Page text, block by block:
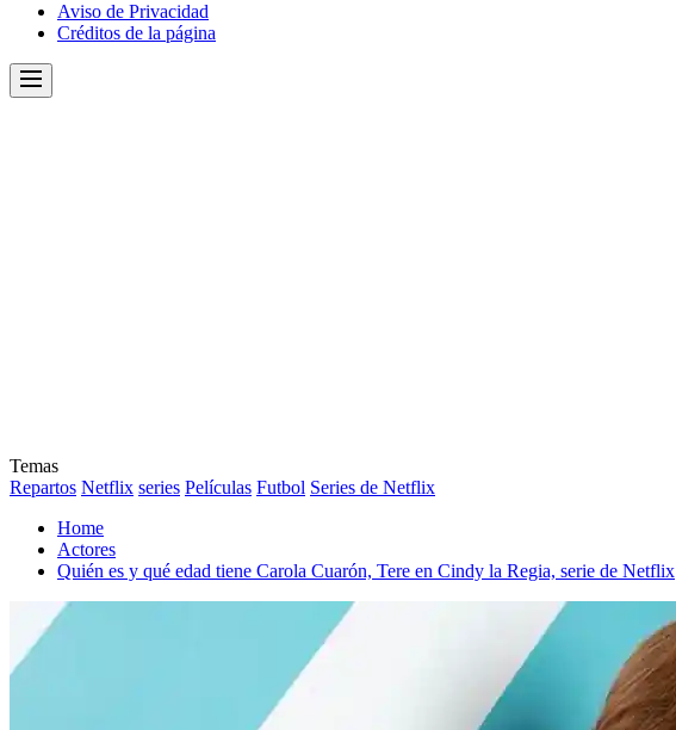
Aviso de Privacidad
Créditos de la página
Menu
Temas
Repartos Netflix series Películas Futbol Series de Netflix
Home
Actores
Quién es y qué edad tiene Carola Cuarón, Tere en Cindy la Regia, serie de Netflix